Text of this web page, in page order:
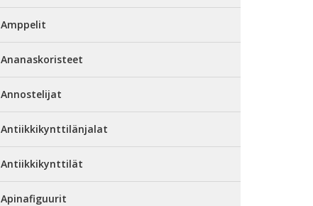
Amppelit
Ananaskoristeet
Annostelijat
Antiikkikynttilänjalat
Antiikkikynttilät
Apinafiguurit